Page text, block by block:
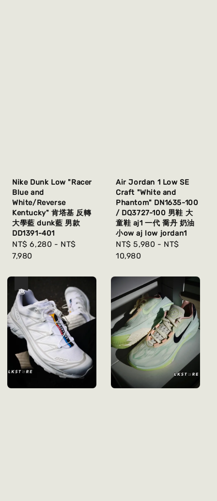
Nike Dunk Low "Racer
Blue and
White/Reverse
Kentucky" 肯塔基 反轉
大學藍 dunk藍 男款
DD1391-401
Regular
price
NT$ 6,280 - NT$
7,980
Air Jordan 1 Low SE
Craft "White and
Phantom" DN1635-100
/ DQ3727-100 男鞋 大
童鞋 aj1 一代 喬丹 奶油
小ow aj low jordan1
Regular
price
NT$ 5,980 - NT$
10,980